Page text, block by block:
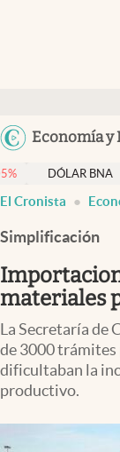
Economía y
Members
Economía y Política
Finanzas y Mercados
Mercados
Negocios
Columnistas
Apertura
BNA $ 1520
El Cronista
Simplificación
materiales
La Secretaría de
de 3000 trámites
dificultaban la
productivo.